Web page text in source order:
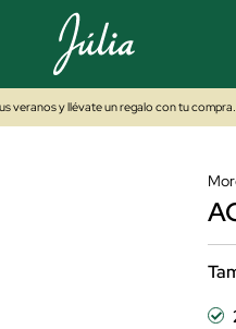
veranos y llévate un regalo con tu